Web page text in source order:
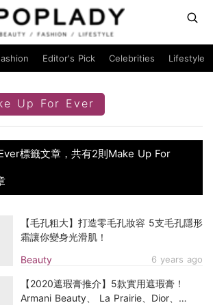
Editor's Pick Celebrities Lifestyle
Up For Ever
標籤文章，共有2則Make Up For
Beauty 6 years ago
【毛孔粗大】打造零毛孔妝容 5支毛孔隱形
霜讓你變身光滑肌！
【2020遮瑕膏推介】5款實用遮瑕膏！
Armani Beauty、 La Prairie、Dior、